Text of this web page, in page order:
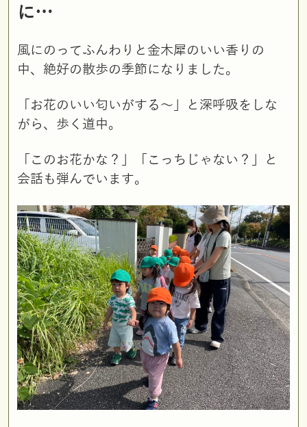
に…
風にのってふんわりと金木犀のいい香りの
中、絶好の散歩の季節になりました。
「お花のいい匂いがする～」と深呼吸をしな
がら、歩く道中。
「このお花かな？」「こっちじゃない？」と
会話も弾んでいます。